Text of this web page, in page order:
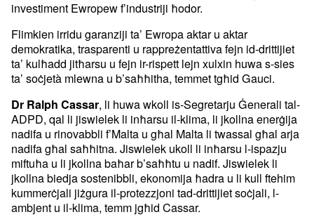
investiment Ewropew f’industriji ħodor.
Flimkien irridu garanziji ta’ Ewropa aktar u aktar
demokratika, trasparenti u rappreżentattiva fejn id-drittijiet
ta’ kulħadd jitħarsu u fejn ir-rispett lejn xulxin huwa s-sies
ta’ soċjetà mlewna u b’saħħitha, temmet tgħid Gauci.
Dr Ralph Cassar, li huwa wkoll is-Segretarju Ġenerali tal-
ADPD, qal li jiswielek li inħarsu il-klima, li jkollna enerġija
nadifa u rinovabbli f’Malta u għal Malta li twassal għal arja
nadifa għal saħħitna. Jiswielek ukoll li inħarsu l-ispazju
miftuħa u li jkollna baħar b’saħħtu u nadif. Jiswielek li
jkollna biedja sostenibbli, ekonomija ħadra u li kull ftehim
kummerċjali jiżgura il-protezzjoni tad-drittijiet soċjali, l-
ambjent u il-klima, temm jgħid Cassar.